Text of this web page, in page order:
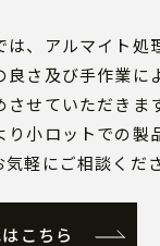
、アルマイト処
良さ及び手作業に
せていただきます
り小ロットでの製
軽にご相談くださ
こちら